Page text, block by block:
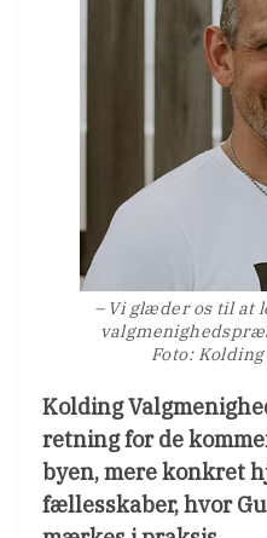
– Vi glæder os til at
Foto:
Kolding
retning for de
byen, mere konkret
fællesskaber, hvor